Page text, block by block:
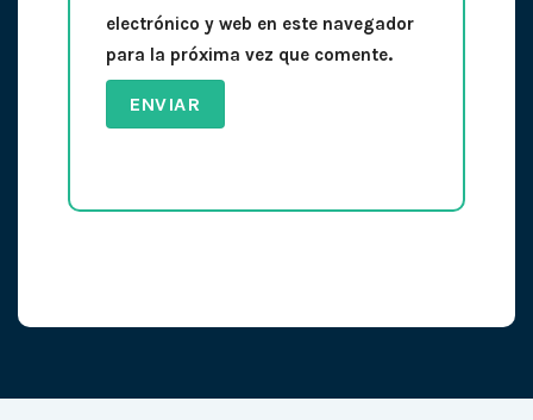
electrónico y web en este navegador
para la próxima vez que comente.